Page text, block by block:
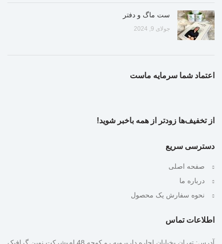
ست ماگ و دفتر
جولای 9, 2024
اعتماد شما سرمایه ماست
از تخفیف‌ها زودتر از همه باخبر شوید!
دسترسی سریع
صفحه اصلی
درباره ما
نحوه سفارش یک محصول
اطلاعات تماس
آدرس: تهران -خیابان اجاره دار-روبه رو کوچه 48 ام-شرکت نوین گرافیک